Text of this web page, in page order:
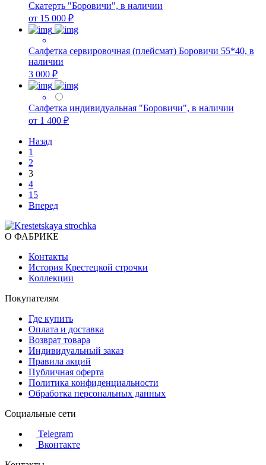
Скатерть "Боровичи", в наличии
от 15 000 ₽
Салфетка сервировочная (плейсмат) Боровичи 55*40, в
наличии
3 000 ₽
Салфетка индивидуальная "Боровичи", в наличии
от 1 400 ₽
Назад
1
2
3
4
15
Вперед
О ФАБРИКЕ
Контакты
История Крестецкой строчки
Коллекции
Покупателям
Где купить
Оплата и доставка
Возврат товара
Индивидуальный заказ
Правила акций
Публичная оферта
Политика конфиденциальности
Обработка персональных данных
Социальные сети
Telegram
Вконтакте